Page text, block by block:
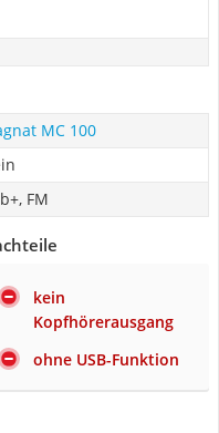
MC 100
FM
kein
Kopfhörerausgang
ohne USB-Funktion